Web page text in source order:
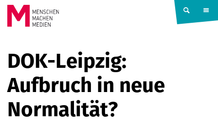
Springe zum Inhalt
MACHEN
MEDIEN
DOK-Leipzig:
Aufbruch in neue
Normalität?